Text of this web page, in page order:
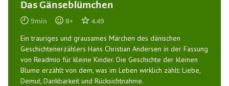
Das Gänseblümchen
9min 8+ 4.49
Ein trauriges und grausames Märchen des dänischen
Geschichtenerzählers Hans Christian Andersen in der Fassung
von Readmio für kleine Kinder. Die Geschichte der kleinen
Blume erzählt von dem, was im Leben wirklich zählt: Liebe,
Demut, Dankbarkeit und Rücksichtnahme.